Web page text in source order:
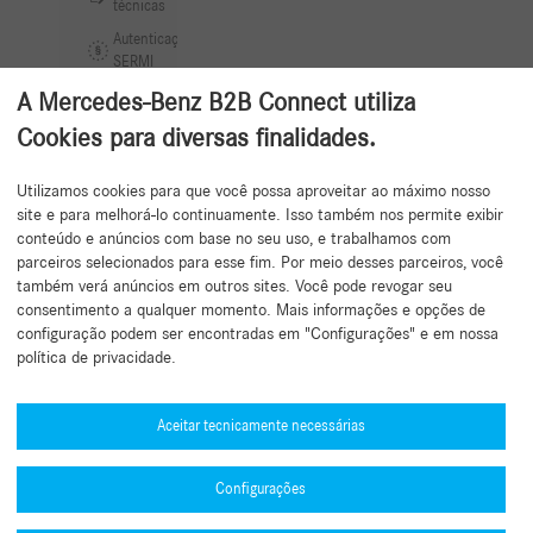
técnicas
Autenticação
SERMI
A Mercedes-Benz B2B Connect utiliza
Cookies para diversas finalidades.
Utilizamos cookies para que você possa aproveitar ao máximo nosso
site e para melhorá-lo continuamente. Isso também nos permite exibir
conteúdo e anúncios com base no seu uso, e trabalhamos com
parceiros selecionados para esse fim. Por meio desses parceiros, você
também verá anúncios em outros sites. Você pode revogar seu
consentimento a qualquer momento. Mais informações e opções de
configuração podem ser encontradas em "Configurações" e em nossa
política de privacidade.
Aceitar tecnicamente necessárias
Configurações
Voltar ao topo
Precisa de ajuda?
Mercedes-Benz Global Training
Notícias